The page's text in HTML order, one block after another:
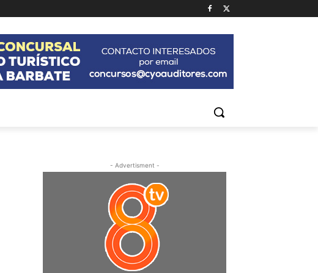
- Advertisment -